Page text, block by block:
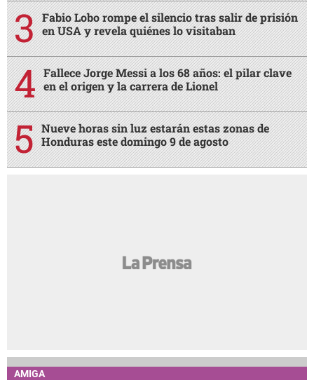
Fabio Lobo rompe el silencio tras salir de prisión
en USA y revela quiénes lo visitaban
Fallece Jorge Messi a los 68 años: el pilar clave
en el origen y la carrera de Lionel
Nueve horas sin luz estarán estas zonas de
Honduras este domingo 9 de agosto
AMIGA